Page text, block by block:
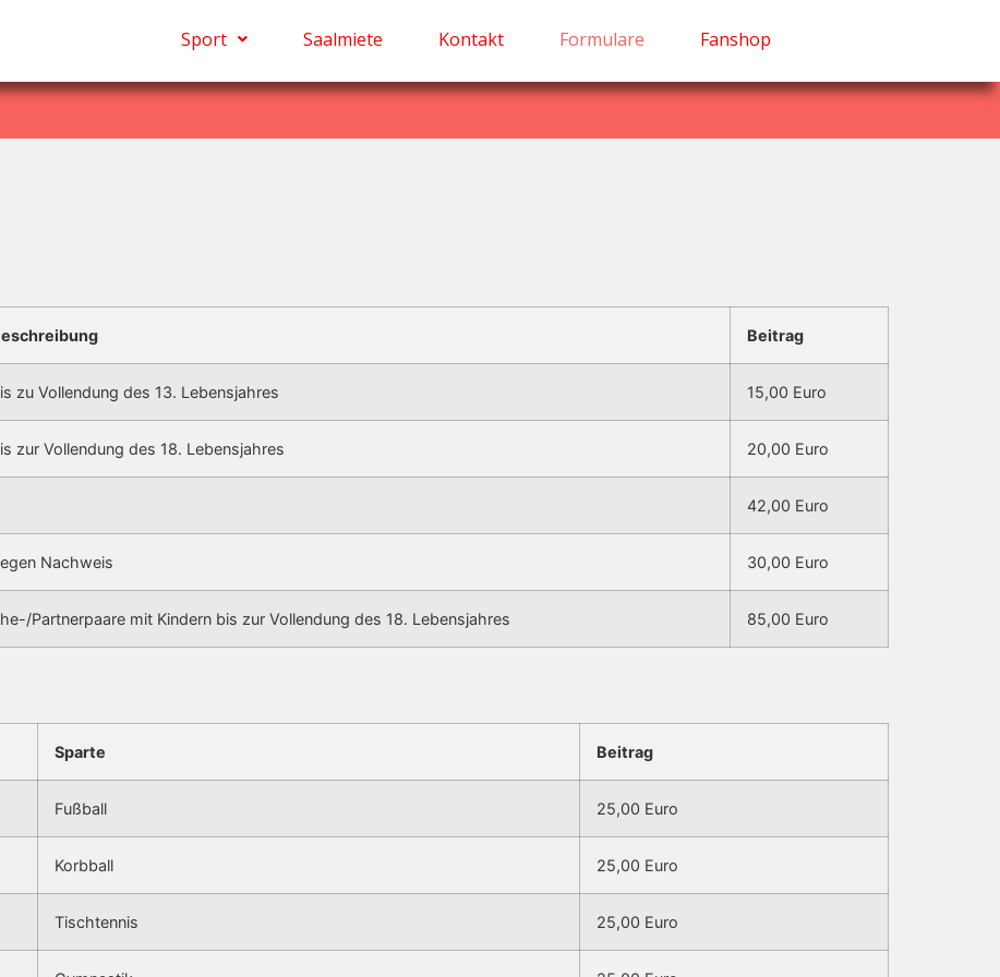
Sport Saalmiete Kontakt Formulare Fanshop
Beitrag
zu Vollendung des 13. Lebensjahres 15,00 Euro
zur Vollendung des 18. Lebensjahres 20,00 Euro
42,00 Euro
Nachweis 30,00 Euro
Partnerpaare mit Kindern bis zur Vollendung des 18. Lebensjahres 85,00 Euro
Sparte Beitrag
Fußball 25,00 Euro
Korbball 25,00 Euro
Tischtennis 25,00 Euro